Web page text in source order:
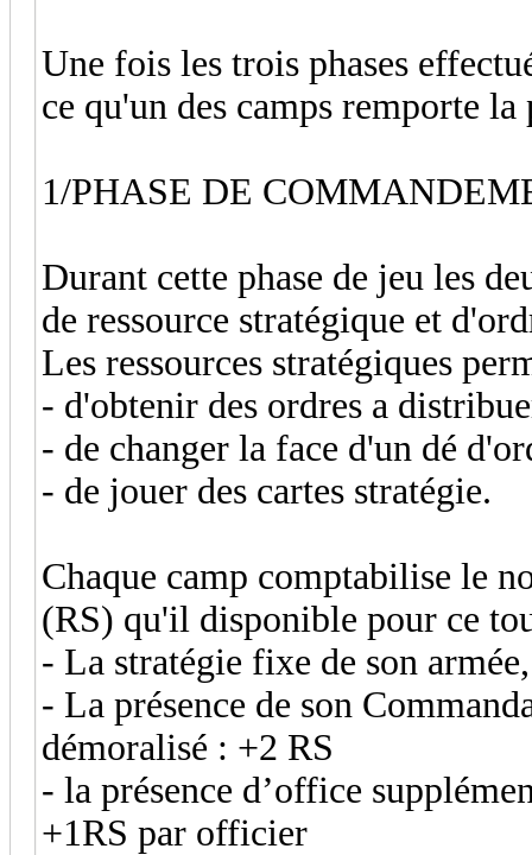
Une fois les trois phases
ce qu'un des camps remporte la
1/PHASE DE
Durant cette phase de jeu les
de ressource stratégique et
Les ressources stratégiques
- d'obtenir des ordres a
- de changer la face d'un dé
- de jouer des cartes stratégie.
Chaque camp comptabilise le
(RS) qu'il disponible pour ce
- La stratégie fixe de son
- La présence de son
démoralisé : +2 RS
- la présence d’office
+1RS par officier